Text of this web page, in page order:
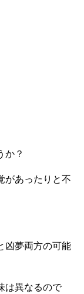
か？
があったりと不
凶夢両方の可能
は異なるので